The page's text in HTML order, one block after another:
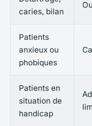
caries, bilan
Patients
anxieux ou
phobiques
Patients en
situation de
handicap